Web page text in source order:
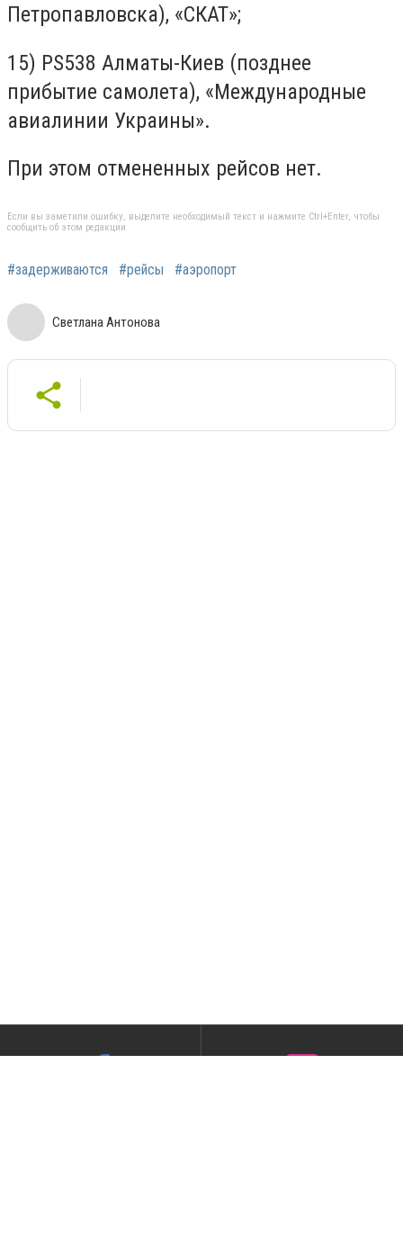
Петропавловска), «СКАТ»;
15) PS538 Алматы-Киев (позднее
прибытие самолета), «Международные
авиалинии Украины».
При этом отмененных рейсов нет.
Если вы заметили ошибку, выделите необходимый текст и нажмите Ctrl+Enter, чтобы
сообщить об этом редакции
#задерживаются #рейсы #аэропорт
Светлана Антонова